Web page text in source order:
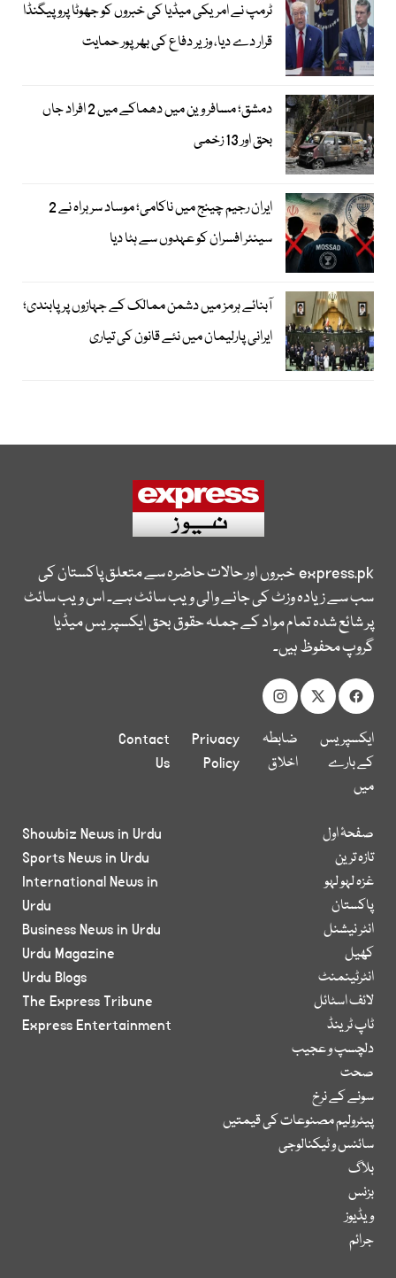
ٹرمپ نے امریکی میڈیا کی خبروں کو جھوٹا پروپیگنڈا
قرار دے دیا، وزیر دفاع کی بھرپور حمایت
دمشق؛ مسافر وین میں دھماکے میں 2 افراد جاں
بحق اور 13 زخمی
ایران رجیم چینج میں ناکامی؛ موساد سربراہ نے 2
سینئر افسران کو عہدوں سے ہٹا دیا
آبنائے ہرمز میں دشمن ممالک کے جہازوں پر پابندی؛
ایرانی پارلیمان میں نئے قانون کی تیاری
express.pkخبروں اور حالات حاضرہ سے متعلق پاکستان کی
سب سے زیادہ وزٹ کی جانے والی ویب سائٹ ہے۔ اس ویب سائٹ
پر شائع شدہ تمام مواد کے جملہ حقوق بحق ایکسپریس میڈیا
گروپ محفوظ ہیں۔
ایکسپریس
کے بارے
میں
ضابطہ
اخلاق
Privacy
Policy
Contact
Us
صفحۂ اول
تازہ ترین
غزہ لہو لہو
پاکستان
انٹر نیشنل
کھیل
انٹرٹینمنٹ
لائف اسٹائل
ٹاپ ٹرینڈ
دلچسپ و عجیب
صحت
سونے کے نرخ
پیٹرولیم مصنوعات کی قیمتیں
سائنس و ٹیکنالوجی
بلاگ
بزنس
ویڈیوز
جرائم
Showbiz News in Urdu
Sports News in Urdu
International News in
Urdu
Business News in Urdu
Urdu Magazine
Urdu Blogs
The Express Tribune
Express Entertainment